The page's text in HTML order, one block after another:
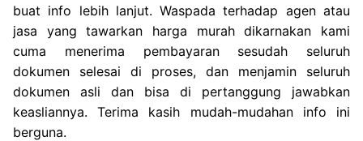
buat info lebih lanjut. Waspada terhadap agen atau
jasa yang tawarkan harga murah dikarnakan kami
cuma menerima pembayaran sesudah seluruh
dokumen selesai di proses, dan menjamin seluruh
dokumen asli dan bisa di pertanggung jawabkan
keasliannya. Terima kasih mudah-mudahan info ini
berguna.